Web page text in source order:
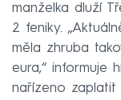
manželka dluží
2 feniky.
měla zhruba
eura,“ informuje
nařízeno zaplatit